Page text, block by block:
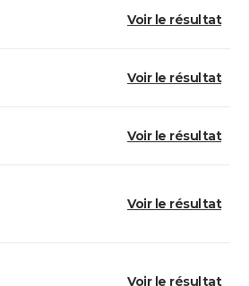
Voir le résultat
Voir le résultat
Voir le résultat
Voir le résultat
Voir le résultat